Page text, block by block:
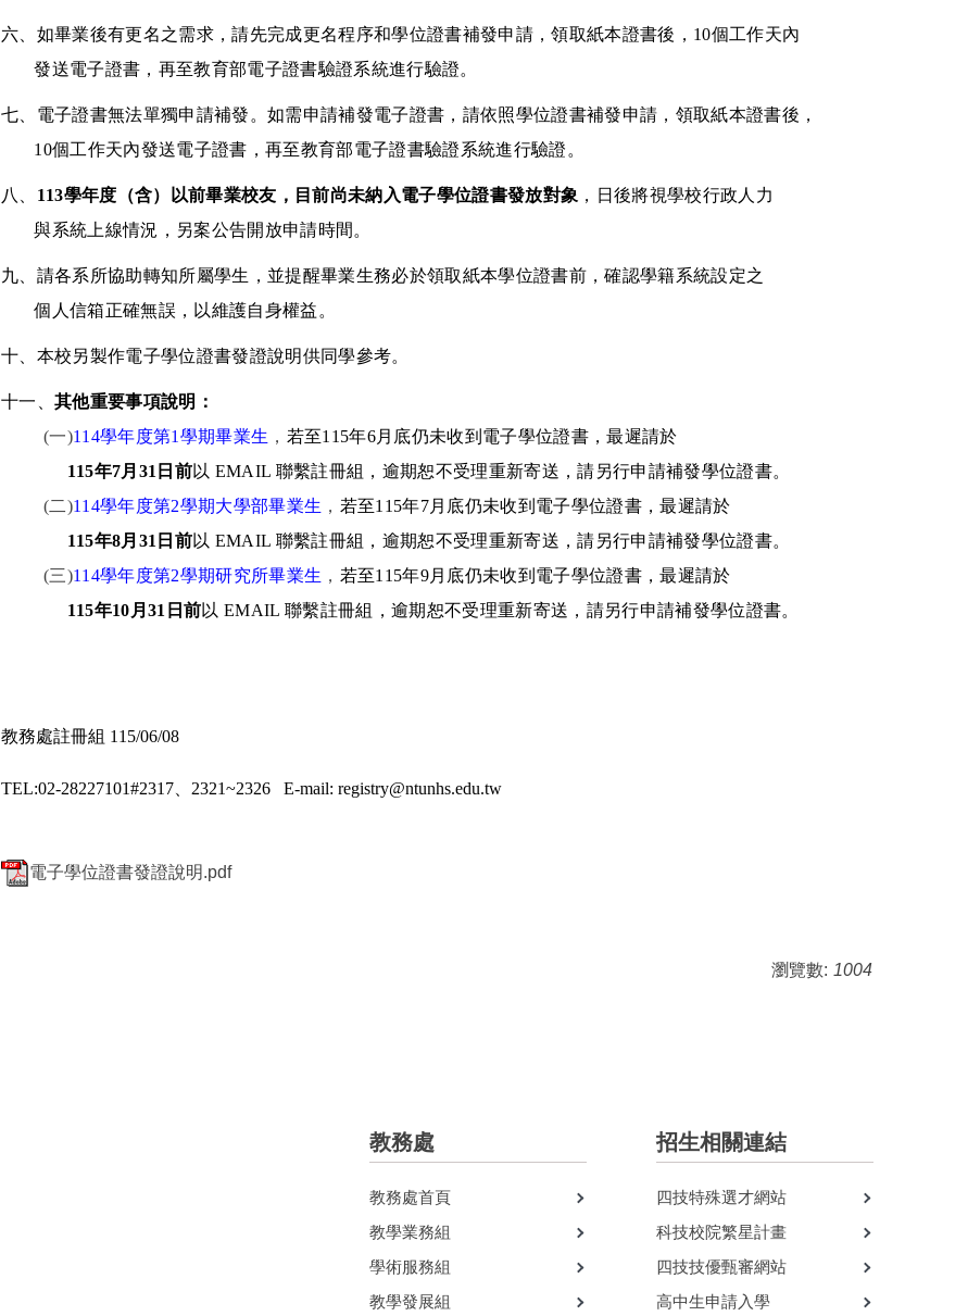
六、如畢業後有更名之需求，請先完成更名程序和學位證書補發申請，領取紙本證書後， 10個工作天內
發送電子證書，再至教育部電子證書驗證系統進行驗證。
七、電子證書無法單獨申請補發。如需申請補發電子證書，請依照學位證書補發申請，領取紙本證書後，
10個工作天內發送電子證書 ，再至教育部電子證書驗證系統進行驗證。
八、 113學年度（含）以前畢業校友，目前尚未納入電子學位證書發放對象 ，日後將視學校行政人力
與系統上線情況，另案公告開放申請時間。
九、請各系所協助轉知所屬學生，並提醒畢業生務必於領取紙本學位證書前，確認學籍系統設定之
個人信箱正確無誤，以維護自身權益。
十、本校另製作電子學位證書發證說明供同學參考。
十一、 其他重要事項說明：
(一)114學年度第1學期畢業生 ， 若至115年6月底仍未收到電子學位證書，最遲請於
115年7月 31 日前以 EMAIL 聯繫註冊組 ，逾期恕不受理重新寄送，請另行申請補發學位證書。
(二)114學年度第2學期大學部畢業生 ， 若至115年7月底仍未收到電子學位證書，最遲請於
115年8月 31 日前以 EMAIL 聯繫註冊組 ，逾期恕不受理重新寄送，請另行申請補發學位證書。
(三)114學年度第2學期研究所畢業生 ， 若至115年9月底仍未收到電子學位證書，最遲請於
115年10月31 日前以 EMAIL聯繫註冊組 ，逾期恕不受理重新寄送，請另行申請補發學位證書。
教務處註冊組 115/06/08
TEL:02-28227101#2317、2321~2326 E-mail: registry@ntunhs.edu.tw
電子學位證書發證說明.pdf
瀏覽數: 1004
教務處
教務處首頁
教學業務組
學術服務組
教學發展組
招生相關連結
四技特殊選才網站
科技校院繁星計畫
四技技優甄審網站
高中生申請入學